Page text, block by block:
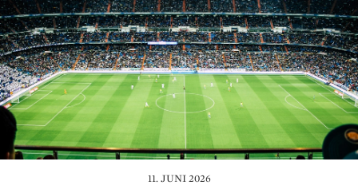
11. JUNI 2026